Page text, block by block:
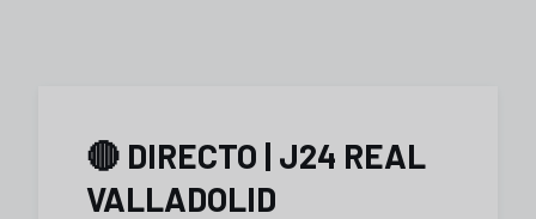
🔴 DIRECTO | J24 REAL
VALLADOLID